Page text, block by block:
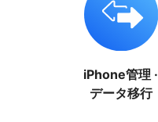
iPhone管理 ·
データ移行